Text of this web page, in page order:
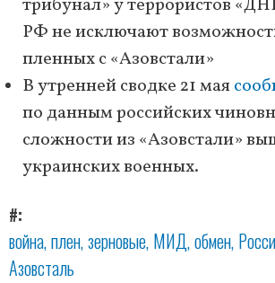
трибунал» у террористов
РФ не исключают
пленных с «Азовстали»
В утренней сводке 21 мая
по данным российских
сложности из «Азовстали»
украинских военных.
#
война плен зерновые МИД обмен
Азовсталь